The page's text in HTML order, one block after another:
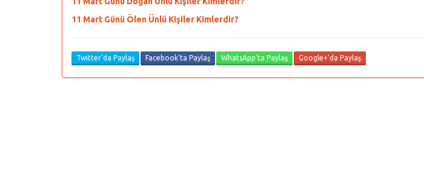
11 Mart Günü Ölen Ünlü Kişiler Kimlerdir?
Twitter'da Paylaş Facebook'ta Paylaş WhatsApp'ta Paylaş Google+'da Paylaş